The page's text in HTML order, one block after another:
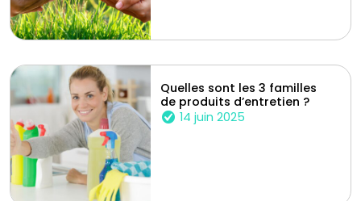
Quelles sont les 3 familles
de produits d’entretien ?
14 juin 2025